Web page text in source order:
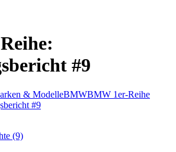
#9
& ModelleBMWBMW 1er-Reihe
#9
(9)